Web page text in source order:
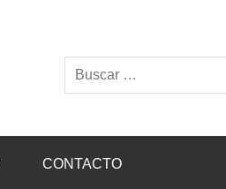
CONTACTO